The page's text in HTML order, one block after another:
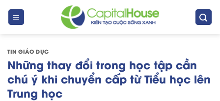
TIN GIÁO DỤC
Những thay đổi trong học tập cần
chú ý khi chuyển cấp từ Tiểu học lên
Trung học